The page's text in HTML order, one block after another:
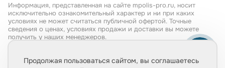
Информация, представленная на сайте mpolis-pro.ru, носит
исключительно ознакомительный характер и ни при каких
условиях не может считаться публичной офертой. Точные
сведения о ценах, условиях продажи и доставки вы можете
получить у наших менеджеров.
Продолжая пользоваться сайтом, вы соглашаетесь